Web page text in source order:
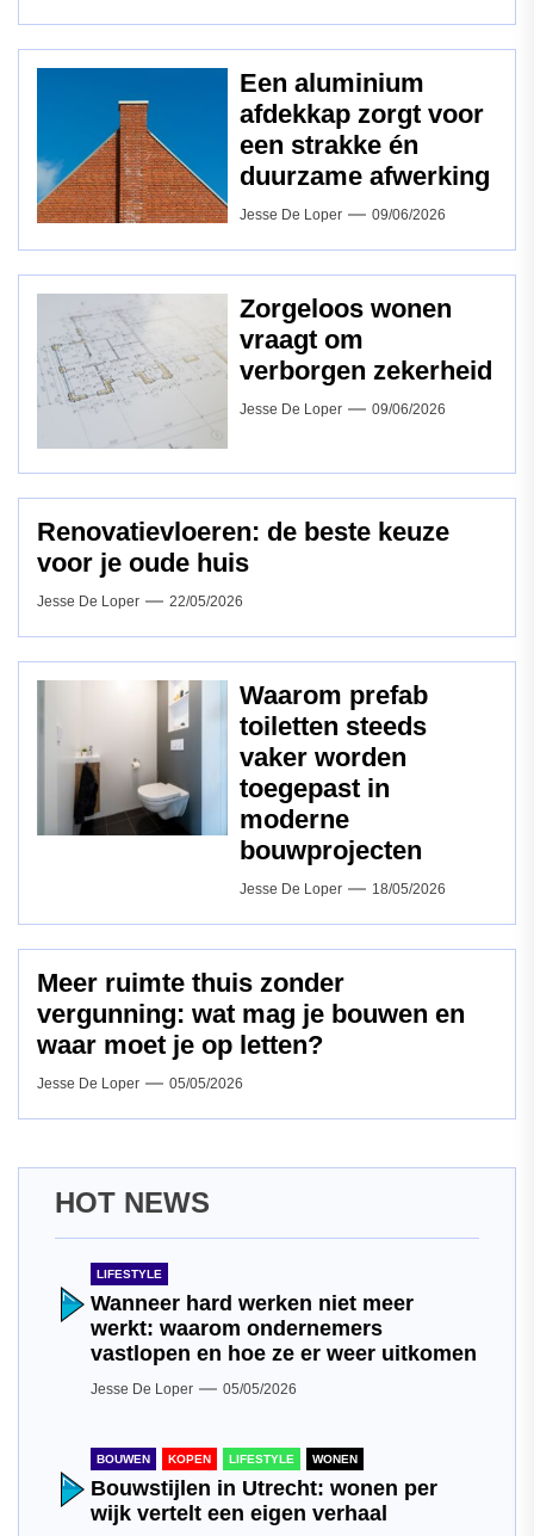
Een aluminium
afdekkap zorgt voor
een strakke én
duurzame afwerking
Jesse De Loper 09/06/2026
Zorgeloos wonen
vraagt om
verborgen zekerheid
Jesse De Loper 09/06/2026
Renovatievloeren: de beste keuze
voor je oude huis
Jesse De Loper 22/05/2026
Waarom prefab
toiletten steeds
vaker worden
toegepast in
moderne
bouwprojecten
Jesse De Loper 18/05/2026
Meer ruimte thuis zonder
vergunning: wat mag je bouwen en
waar moet je op letten?
Jesse De Loper 05/05/2026
HOT NEWS
LIFESTYLE
Wanneer hard werken niet meer
werkt: waarom ondernemers
vastlopen en hoe ze er weer uitkomen
Jesse De Loper 05/05/2026
BOUWEN KOPEN LIFESTYLE WONEN
Bouwstijlen in Utrecht: wonen per
wijk vertelt een eigen verhaal